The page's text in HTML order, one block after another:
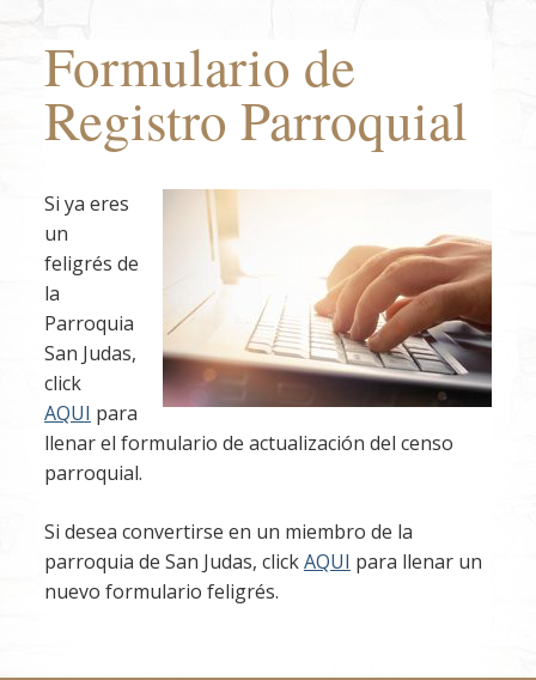
Formulario de
Registro Parroquial
Si ya eres
un
feligrés de
la
Parroquia
San Judas,
click
AQUI para
llenar el formulario de actualización del censo
parroquial.
Si desea convertirse en un miembro de la
parroquia de San Judas, clickAQUI para llenar un
nuevo formulario feligrés.